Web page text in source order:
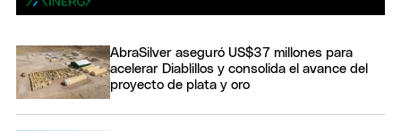
AbraSilver aseguró US$37 millones para
acelerar Diablillos y consolida el avance del
proyecto de plata y oro